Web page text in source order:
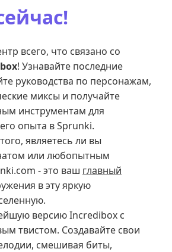
всего, что связано со
! Узнавайте последние
руководства по персонажам,
миксы и получайте
инструментам для
опыта в Sprunki.
являетесь ли вы
или любопытным
- это ваш главный
в эту яркую
версию Incredibox с
твистом. Создавайте свои
смешивая биты,